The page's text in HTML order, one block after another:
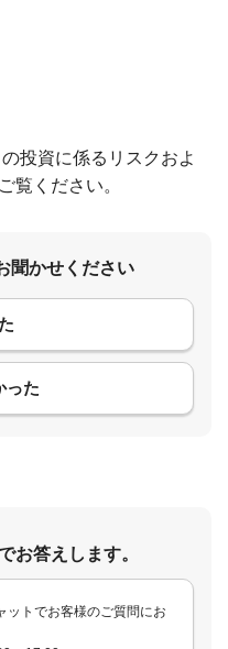
投資に係るリスクおよ
覧ください。
聞かせください
った
お答えします。
ットでお客様のご質問にお